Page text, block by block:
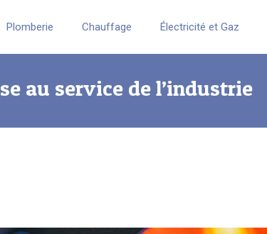
Plomberie Chauffage Électricité et Gaz
au service de l’industrie